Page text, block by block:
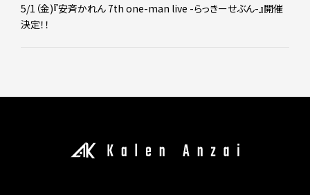
5/1（金)『安斉かれん 7th one-man live -らっきーせぶん-』開催
決定！！